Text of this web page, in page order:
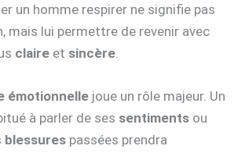
un homme respirer ne signifie pas
mais lui permettre de revenir avec
claire et sincère
émotionnelle joue un rôle majeur. Un
à parler de ses sentiments ou
blessures passées prendra